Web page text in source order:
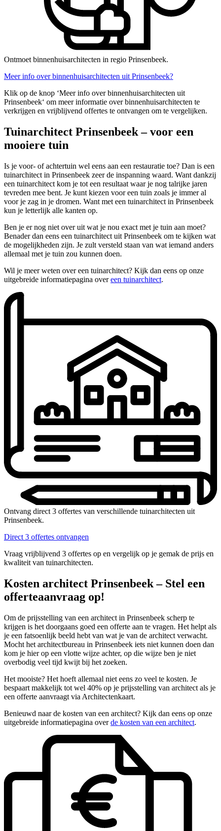
Ontmoet binnenhuisarchitecten in regio Prinsenbeek.
Meer info over binnenhuisarchitecten uit Prinsenbeek?
Klik op de knop ‘Meer info over binnenhuisarchitecten uit
Prinsenbeek‘ om meer informatie over binnenhuisarchitecten te
verkrijgen en vrijblijvend offertes te ontvangen om te vergelijken.
Tuinarchitect Prinsenbeek – voor een
mooiere tuin
Is je voor- of achtertuin wel eens aan een restauratie toe? Dan is een
tuinarchitect in Prinsenbeek zeer de inspanning waard. Want dankzij
een tuinarchitect kom je tot een resultaat waar je nog talrijke jaren
tevreden mee bent. Je kunt kiezen voor een tuin zoals je immer al
voor je zag in je dromen. Want met een tuinarchitect in Prinsenbeek
kun je letterlijk alle kanten op.
Ben je er nog niet over uit wat je nou exact met je tuin aan moet?
Benader dan eens een tuinarchitect uit Prinsenbeek om te kijken wat
de mogelijkheden zijn. Je zult versteld staan van wat iemand anders
allemaal met je tuin zou kunnen doen.
Wil je meer weten over een tuinarchitect? Kijk dan eens op onze
uitgebreide informatiepagina overeen tuinarchitect.
Ontvang direct 3 offertes van verschillende tuinarchitecten uit
Prinsenbeek.
Direct 3 offertes ontvangen
Vraag vrijblijvend 3 offertes op en vergelijk op je gemak de prijs en
kwaliteit van tuinarchitecten.
Kosten architect Prinsenbeek – Stel een
offerteaanvraag op!
Om de prijsstelling van een architect in Prinsenbeek scherp te
krijgen is het doorgaans goed een offerte aan te vragen. Het helpt als
je een fatsoenlijk beeld hebt van wat je van de architect verwacht.
Mocht het architectbureau in Prinsenbeek iets niet kunnen doen dan
kom je hier op een vlotte wijze achter, op die wijze ben je niet
overbodig veel tijd kwijt bij het zoeken.
Het mooiste? Het hoeft allemaal niet eens zo veel te kosten. Je
bespaart makkelijk tot wel 40% op je prijsstelling van architect als je
een offerte aanvraagt via Architectenkaart.
Benieuwd naar de kosten van een architect? Kijk dan eens op onze
uitgebreide informatiepagina overde kosten van een architect.